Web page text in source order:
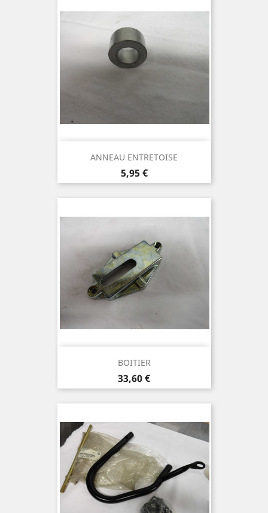
ANNEAU ENTRETOISE
Prix
5,95 €
BOITIER
Prix
33,60 €